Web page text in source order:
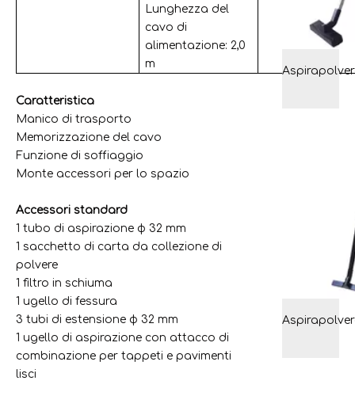
Lunghezza del
cavo di
alimentazione: 2,0
m
Caratteristica
Manico di trasporto
Memorizzazione del cavo
Funzione di soffiaggio
Monte accessori per lo spazio
Accessori standard
1 tubo di aspirazione φ 32 mm
1 sacchetto di carta da collezione di
polvere
1 filtro in schiuma
1 ugello di fessura
3 tubi di estensione φ 32 mm
1 ugello di aspirazione con attacco di
combinazione per tappeti e pavimenti
lisci